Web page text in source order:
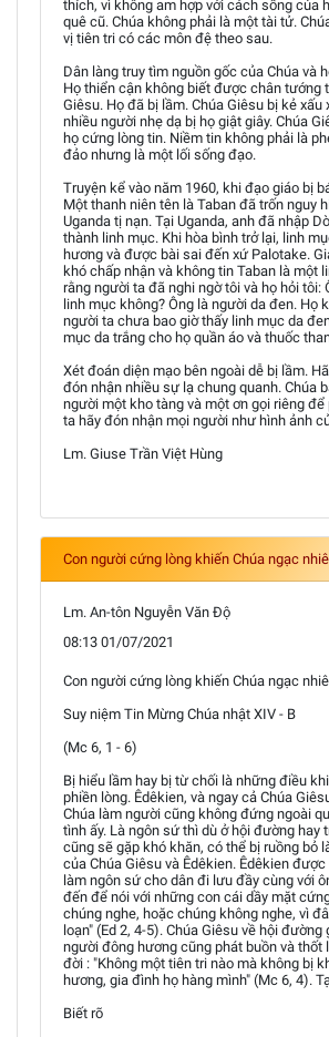
thích, vì không am hợp với cách sống của
quê cũ. Chúa không phải là một tài tử.
vị tiên tri có các môn đệ theo sau.
Dân làng truy tìm nguồn gốc của Chúa và
Họ thiển cận không biết được chân tướng
Giêsu. Họ đã bị lầm. Chúa Giêsu bị kẻ xấu
nhiều người nhẹ dạ bị họ giật giây. Chúa
họ cứng lòng tin. Niềm tin không phải là
đảo nhưng là một lối sống đạo.
Truyện kể vào năm 1960, khi đạo giáo bị
Một thanh niên tên là Taban đã trốn nguy
Uganda tị nạn. Tại Uganda, anh đã nhập
thành linh mục. Khi hòa bình trở lại, linh
hương và được bài sai đến xứ Palotake.
khó chấp nhận và không tin Taban là một
rằng người ta đã nghi ngờ tôi và họ hỏi tôi:
linh mục không? Ông là người da đen. Họ
người ta chưa bao giờ thấy linh mục da
mục da trắng cho họ quần áo và thuốc
Xét đoán diện mạo bên ngoài dễ bị lầm.
đón nhận nhiều sự lạ chung quanh. Chúa
người một kho tàng và một ơn gọi riêng để
ta hãy đón nhận mọi người như hình ảnh
Lm. Giuse Trần Việt Hùng
Con người cứng lòng khiến Chúa ngạc
Lm. An-tôn Nguyễn Văn Độ
08:13 01/07/2021
Con người cứng lòng khiến Chúa ngạc
Suy niệm Tin Mừng Chúa nhật XIV - B
(Mc 6, 1 - 6)
Bị hiểu lầm hay bị từ chối là những điều
phiền lòng. Êdêkien, và ngay cả Chúa
Chúa làm người cũng không đứng ngoài
tình ấy. Là ngôn sứ thì dù ở hội đường hay
cũng sẽ gặp khó khăn, có thể bị ruồng bỏ
của Chúa Giêsu và Êdêkien. Êdêkien
làm ngôn sứ cho dân đi lưu đầy cùng với
đến để nói với những con cái dầy mặt
chúng nghe, hoặc chúng không nghe, vì
loạn" (Ed 2, 4-5). Chúa Giêsu về hội đường
người đông hương cũng phát buồn và thốt
đời : "Không một tiên tri nào mà không bị
hương, gia đình họ hàng mình" (Mc 6, 4).
Biết rõ